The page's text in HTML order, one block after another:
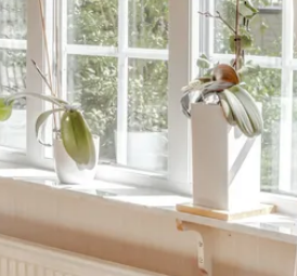
och även ett matsalsbord
med kassett som både pryder och
golvet ligger parkett.
sovrummen, här ryms en
garderober. Charmigt äldre fönster
i ljust beige och med dusch